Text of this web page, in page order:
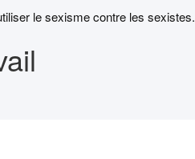
le sexisme contre les sexistes.